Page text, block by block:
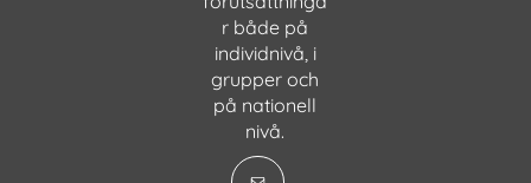
r både på
individnivå, i
grupper och
på nationell
nivå.